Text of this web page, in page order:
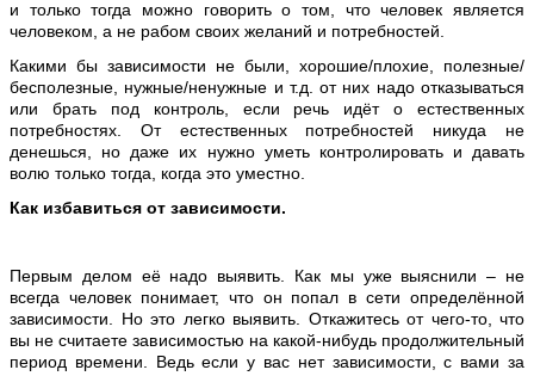
и только тогда можно говорить о том, что человек является
человеком, а не рабом своих желаний и потребностей.
Какими бы зависимости не были, хорошие/плохие, полезные/
бесполезные, нужные/ненужные и т.д. от них надо отказываться
или брать под контроль, если речь идёт о естественных
потребностях. От естественных потребностей никуда не
денешься, но даже их нужно уметь контролировать и давать
волю только тогда, когда это уместно.
Как избавиться от зависимости.
Первым делом её надо выявить. Как мы уже выяснили – не
всегда человек понимает, что он попал в сети определённой
зависимости. Но это легко выявить. Откажитесь от чего-то, что
вы не считаете зависимостью на какой-нибудь продолжительный
период времени. Ведь если у вас нет зависимости, с вами за